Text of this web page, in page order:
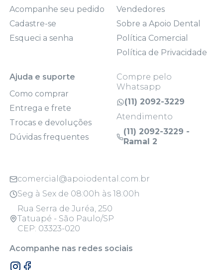
Acompanhe seu pedido
Cadastre-se
Esqueci a senha
Vendedores
Sobre a Apoio Dental
Política Comercial
Política de Privacidade
Ajuda e suporte
Como comprar
Entrega e frete
Trocas e devoluções
Dúvidas frequentes
Compre pelo
Whatsapp
(11) 2092-3229
Atendimento
(11) 2092-3229 -
Ramal 2
comercial@apoiodental.com.br
Seg à Sex de 08:00h às 18:00h
Rua Serra de Juréa, 250
Tatuapé - São Paulo/SP
CEP: 03323-020
Acompanhe nas redes sociais